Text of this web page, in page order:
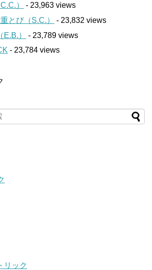
）
- 23,963 views
とび（S.C.）
- 23,832 views
）
- 23,789 views
- 23,784 views
リック